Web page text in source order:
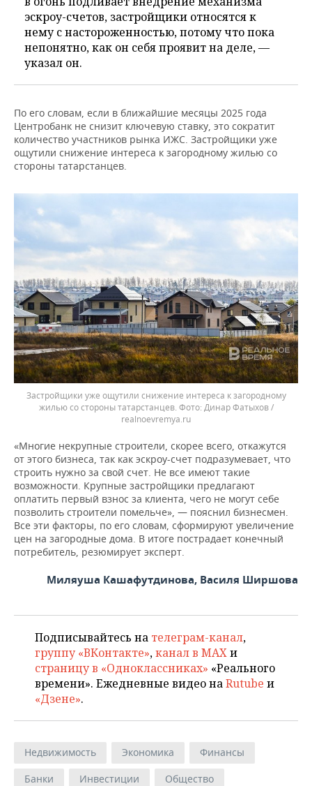
эскроу-счетов, застройщики относятся к
нему с настороженностью, потому что пока
непонятно, как он себя проявит на деле, —
указал он.
По его словам, если в ближайшие месяцы 2025 года
Центробанк не снизит ключевую ставку, это сократит
количество участников рынка ИЖС. Застройщики уже
ощутили снижение интереса к загородному жилью со
стороны татарстанцев.
Застройщики уже ощутили снижение интереса к загородному
жилью со стороны татарстанцев.
Динар Фатыхов /
realnoevremya.ru
«Многие некрупные строители, скорее всего, откажутся
от этого бизнеса, так как эскроу-счет подразумевает, что
строить нужно за свой счет. Не все имеют такие
возможности. Крупные застройщики предлагают
оплатить первый взнос за клиента, чего не могут себе
позволить строители помельче», — пояснил бизнесмен.
Все эти факторы, по его словам, сформируют увеличение
цен на загородные дома. В итоге пострадает конечный
потребитель, резюмирует эксперт.
Миляуша Кашафутдинова, Василя Ширшова
Подписывайтесь на телеграм-канал,
группу «ВКонтакте»,канал в MAXи
страницу в «Одноклассниках» «Реального
времени». Ежедневные видео наRutube и
«Дзене».
Недвижимость Экономика
Финансы
Банки
Инвестиции
Общество